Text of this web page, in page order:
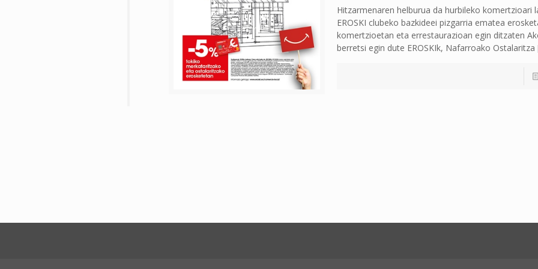
Hitzarmenaren helburua da hurbileko komertzioari
EROSKI clubeko bazkideei pizgarria ematea
komertzioetan eta errestaurazioan egin ditzaten
berretsi egin dute EROSKIk, Nafarroako Ostalaritza